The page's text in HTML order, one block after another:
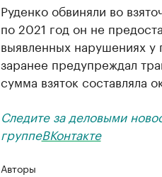
Руденко обвиняли во
по 2021 год он не
выявленных нарушениях у
заранее предупреждал
сумма взяток составляла
Следите за деловыми
группеВКонтакте
Авторы